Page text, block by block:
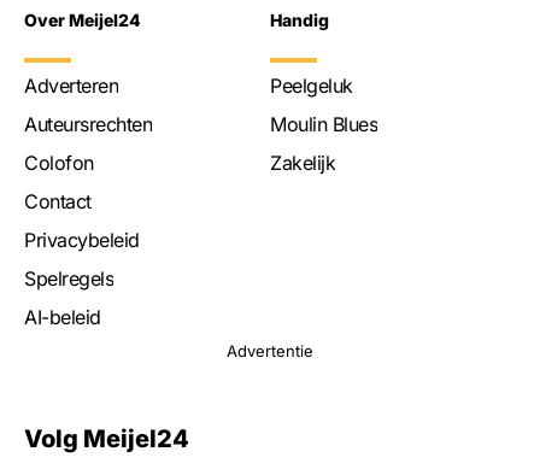
Over Meijel24
Adverteren
Auteursrechten
Colofon
Contact
Privacybeleid
Spelregels
AI-beleid
Handig
Peelgeluk
Moulin Blues
Zakelijk
Advertentie
Volg Meijel24